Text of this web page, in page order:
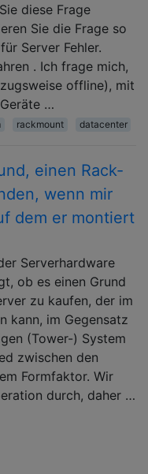
diese Frage
Sie die Frage so
Server Fehler.
. Ich frage mich,
offline), mit
…
rackmount datacenter
einen Rack-
wenn mir
dem er montiert
Serverhardware
ob es einen Grund
zu kaufen, der im
kann, im Gegensatz
(Tower-) System
zwischen den
Formfaktor. Wir
durch, daher …